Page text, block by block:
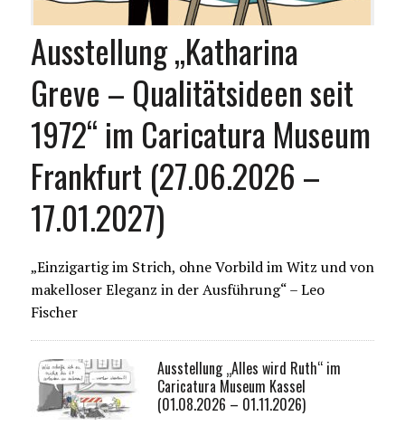
Ausstellung „Katharina
Greve – Qualitätsideen seit
1972“ im Caricatura Museum
Frankfurt (27.06.2026 –
17.01.2027)
„Einzigartig im Strich, ohne Vorbild im Witz und von
makelloser Eleganz in der Ausführung“ – Leo
Fischer
Ausstellung „Alles wird Ruth“ im
Caricatura Museum Kassel
(01.08.2026 – 01.11.2026)